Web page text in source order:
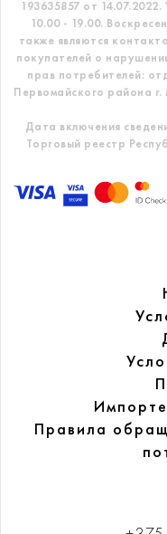
193635857 от
10.00 - 19.00.
также являются
покупателей о
прав потребителей:
Первомайского района г.
Дата включения
Торговый реестр
Правила